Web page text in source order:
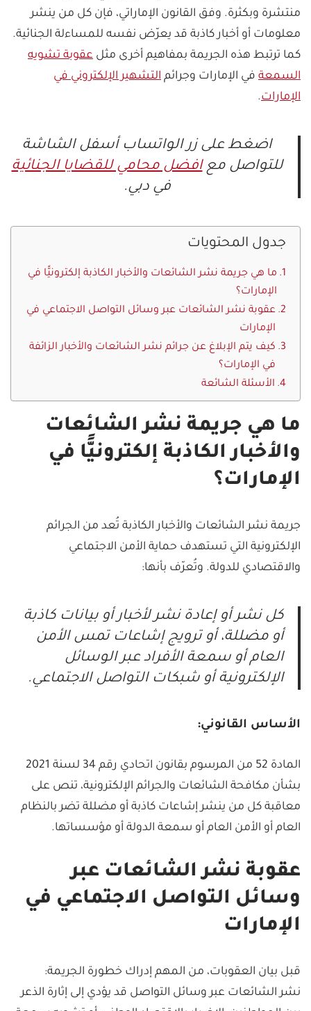
منتشرة وبكثرة. وفق القانون الإماراتي، فإن كل من ينشر
معلومات أو أخبار كاذبة قد يعرّض نفسه للمساءلة الجنائية.
كما ترتبط هذه الجريمة بمفاهيم أخرى مثل عقوبة تشويه
السمعة في الإمارات وجرائم التشهير الإلكتروني في
الإمارات.
اضغط على زر الواتساب أسفل الشاشة
للتواصل معافضل محامي للقضايا الجنائية
في دبي.
جدول المحتويات
ما هي جريمة نشر الشائعات والأخبار الكاذبة إلكترونيًّا في
الإمارات؟
عقوبة نشر الشائعات عبر وسائل التواصل الاجتماعي في
الإمارات
كيف يتم الإبلاغ عن جرائم نشر الشائعات والأخبار الزائفة
في الإمارات؟
الأسئلة الشائعة
ما هي جريمة نشر الشائعات
والأخبار الكاذبة إلكترونيًّا في
الإمارات؟
جريمة نشر الشائعات والأخبار الكاذبة تُعد من الجرائم
الإلكترونية التي تستهدف حماية الأمن الاجتماعي
والاقتصادي للدولة. وتُعرّف بأنها:
كل نشر أو إعادة نشر لأخبار أو بيانات كاذبة
أو مضللة، أو ترويج إشاعات تمس الأمن
العام أو سمعة الأفراد عبر الوسائل
الإلكترونية أو شبكات التواصل الاجتماعي.
الأساس القانوني:
المادة 52 من المرسوم بقانون اتحادي رقم 34 لسنة 2021
بشأن مكافحة الشائعات والجرائم الإلكترونية، تنص على
معاقبة كل من ينشر إشاعات كاذبة أو مضللة تضر بالنظام
العام أو الأمن العام أو سمعة الدولة أو مؤسساتها.
عقوبة نشر الشائعات عبر
وسائل التواصل الاجتماعي في
الإمارات
قبل بيان العقوبات، من المهم إدراك خطورة الجريمة:
نشر الشائعات عبر وسائل التواصل قد يؤدي إلى إثارة الذعر